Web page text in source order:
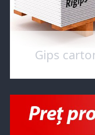
Gips